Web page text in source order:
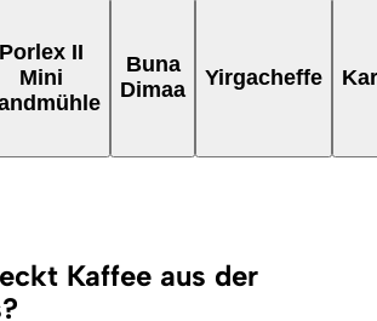
Porlex II
Mini
Buna
Dimaa
Yirgacheffe
Kaffee aus der